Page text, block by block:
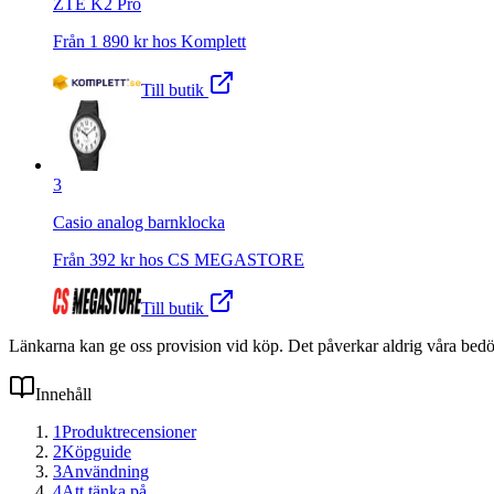
Från 1 890 kr hos Komplett
Till butik
3
Casio analog barnklocka
Från 392 kr hos CS MEGASTORE
Till butik
Länkarna kan ge oss provision vid köp. Det påverkar aldrig våra
Innehåll
1Produktrecensioner
2Köpguide
3Användning